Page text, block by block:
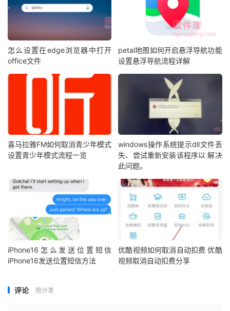
怎么设置在edge浏览器中打开
office文件
petal地图如何开启悬浮导航功能
设置悬浮导航流程详解
喜马拉雅FM如何取消青少年模式
设置青少年模式流程一览
windows操作系统提示dll文件丢
失、尝试重新安装该程序以 解决
此问题。
iPhone16怎么发送位置短信
iPhone16发送位置短信方法
优酷视频如何取消自动扣费 优酷
视频取消自动扣费分享
评论 抢沙发